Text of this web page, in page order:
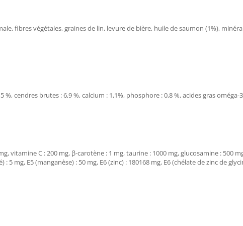
fibres végétales, graines de lin, levure de bière, huile de saumon (1%),
cendres brutes : 6,9 %, calcium : 1,1%, phosphore : 0,8 %, acides gras oméga-
vitamine C : 200 mg, β-carotène : 1 mg, taurine : 1000 mg, glucosamine : 500
5 mg, E5 (manganèse) : 50 mg, E6 (zinc) : 180168 mg, E6 (chélate de zinc de